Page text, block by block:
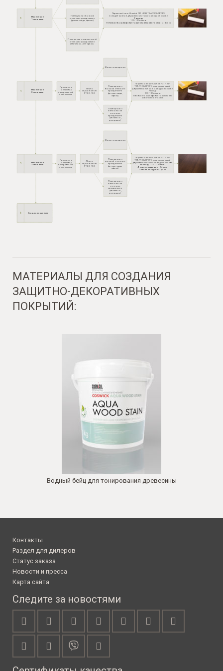
Уход за паркетом
6
Нанесение
1 слоя лака
3 Фото
Нанесение
2 слоя лака
4 Фото
Нанесение
3 слоя лака
5
Помещения с высокой
степенью проходимости
(детские сады, офисы)
Паркетный лак «Coswick F31 HIGH TRAFFIC & SPORT»
полиуретановый двухкомпонентныйна водной основе
Расход:
100 - 120 г/м.кв.
Готовность к шлифовке / нанесению нового слоя: 2 - 4 часа
Помещения с повышенной
степенью проходимости
(магазины, рестораны)
Произвести
шлифовку
лакированной
поверхности
Лента
зернистостью
Р 120 - 150
Помещения с
высокой степенью
проходимости
(детские сады,
офисы)
Помещения с
повышенной
степенью
проходимости
(магазины,
рестораны)
Жилые помещения
Паркетный лак «Coswick F31 HIGH
TRAFFIC & SPORT» полиуретановый
двухкомпонентный на водной основе
Расход:
100 - 120 г/м.кв.
Готовность к шлифовке / нанесению
нового слоя: 2 - 4 часа
Произвести
шлифовку
лакированной
поверхности
Лента
зернистостью
Р 120 - 150
Помещения с
высокой степенью
проходимости
(детские сады,
офисы)
Паркетный лак «Coswick F31 HIGH
TRAFFIC & SPORT» полиуретановый
двухкомпонентный на водной основе
Расход:100 - 120 г/м.кв.
Легкое хождение -24 часа
Полная нагрузка- 7 дней
Помещения с
повышенной
степенью
проходимости
(магазины,
рестораны)
Жилые помещения
МАТЕРИАЛЫ ДЛЯ СОЗДАНИЯ
ЗАЩИТНО-ДЕКОРАТИВНЫХ
ПОКРЫТИЙ:
Водный бейц для тонирования древесины
Контакты
Раздел для дилеров
Статус заказа
Новости и пресса
Карта сайта
Следите за новостями